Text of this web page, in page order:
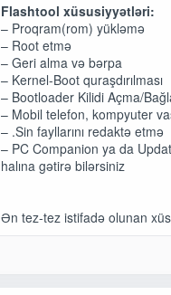
Flashtool xüsusiyyətləri:
– Proqram(rom) yükləmə
– Root etmə
– Geri alma və bərpa
– Kernel-Boot quraşdırılması
– Bootloader Kilidi Açma/
– Mobil telefon, kompyuter
– .Sin fayllarını redaktə etmə
– PC Companion ya da
halına gətirə bilərsiniz
Ən tez-tez istifadə olunan